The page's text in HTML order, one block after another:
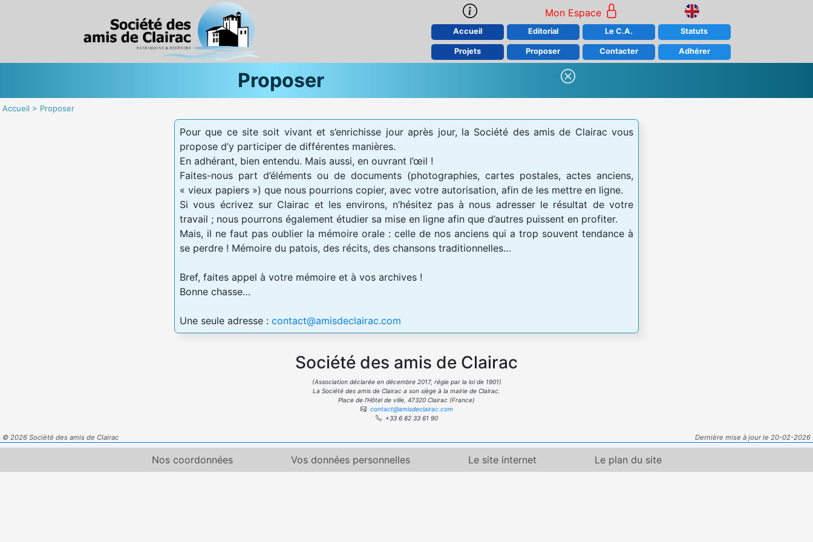
Mon Espace
Accueil Editorial Le C.A. Statuts
Projets Proposer Contacter Adhérer
Proposer
Accueil > Proposer
Pour que ce site soit vivant et s’enrichisse jour après jour, la Société des amis de Clairac vous
propose d’y participer de différentes manières.
En adhérant, bien entendu. Mais aussi, en ouvrant l’œil !
Faites-nous part d’éléments ou de documents (photographies, cartes postales, actes anciens,
« vieux papiers ») que nous pourrions copier, avec votre autorisation, afin de les mettre en ligne.
Si vous écrivez sur Clairac et les environs, n’hésitez pas à nous adresser le résultat de votre
travail ; nous pourrons également étudier sa mise en ligne afin que d’autres puissent en profiter.
Mais, il ne faut pas oublier la mémoire orale : celle de nos anciens qui a trop souvent tendance à
se perdre ! Mémoire du patois, des récits, des chansons traditionnelles…
Bref, faites appel à votre mémoire et à vos archives !
Bonne chasse…
Une seule adresse : contact@amisdeclairac.com
Société des amis de Clairac
(Association déclarée en décembre 2017, régie par la loi de 1901)
La Société des amis de Clairac a son siège à la mairie de Clairac.
Place de l’Hôtel de ville, 47320 Clairac (France)
contact@amisdeclairac.com
+33 6 82 33 61 90
© 2026 Société des amis de Clairac Dernière mise à jour le 20-02-2026
Nos coordonnées Vos données personnelles Le site internet Le plan du site